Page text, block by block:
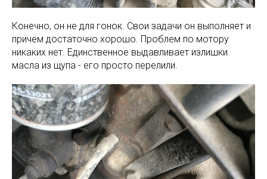
Конечно, он не для гонок. Свои задачи он выполняет и
причем достаточно хорошо. Проблем по мотору
никаких нет. Единственное выдавливает излишки
масла из щупа - его просто перелили.